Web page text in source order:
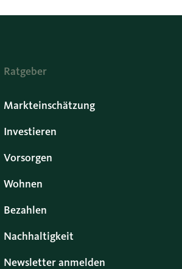
Ratgeber
Markteinschätzung
Investieren
Vorsorgen
Wohnen
Bezahlen
Nachhaltigkeit
Newsletter anmelden